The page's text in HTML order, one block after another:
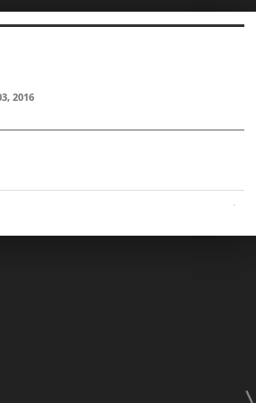
2016 케치북5
스케치북5
케치북5
스케치북5